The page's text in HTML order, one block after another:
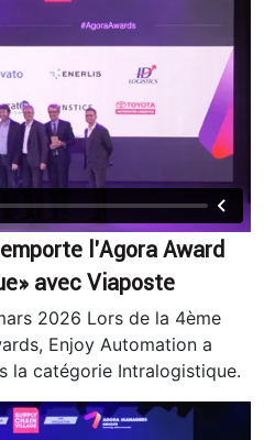
l’Agora Award
avec Viaposte
2026 Lors de la 4ème
Enjoy Automation a
la catégorie Intralogistique.